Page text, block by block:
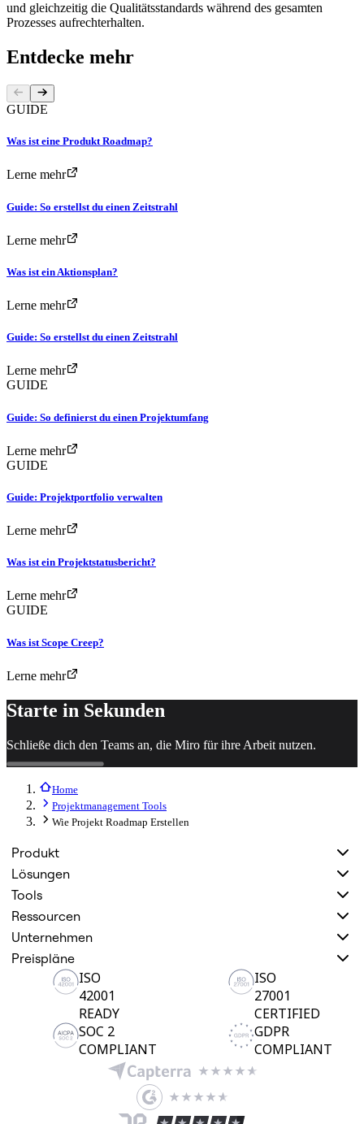
und gleichzeitig die Qualitätsstandards während des gesamten
Prozesses aufrechterhalten.
Entdecke mehr
GUIDE
Was ist eine Produkt Roadmap?
Lerne mehr
Guide: So erstellst du einen Zeitstrahl
Lerne mehr
Was ist ein Aktionsplan?
Lerne mehr
Guide: So erstellst du einen Zeitstrahl
Lerne mehr
GUIDE
Guide: So definierst du einen Projektumfang
Lerne mehr
GUIDE
Guide: Projektportfolio verwalten
Lerne mehr
Was ist ein Projektstatusbericht?
Lerne mehr
GUIDE
Was ist Scope Creep?
Lerne mehr
Starte in Sekunden
Schließe dich den Teams an, die Miro für ihre Arbeit nutzen.
Home
Projektmanagement Tools
Wie Projekt Roadmap Erstellen
Produkt
Lösungen
Tools
Ressourcen
Unternehmen
Preispläne
ISO
42001
READY
ISO
27001
CERTIFIED
SOC 2
COMPLIANT
GDPR
COMPLIANT